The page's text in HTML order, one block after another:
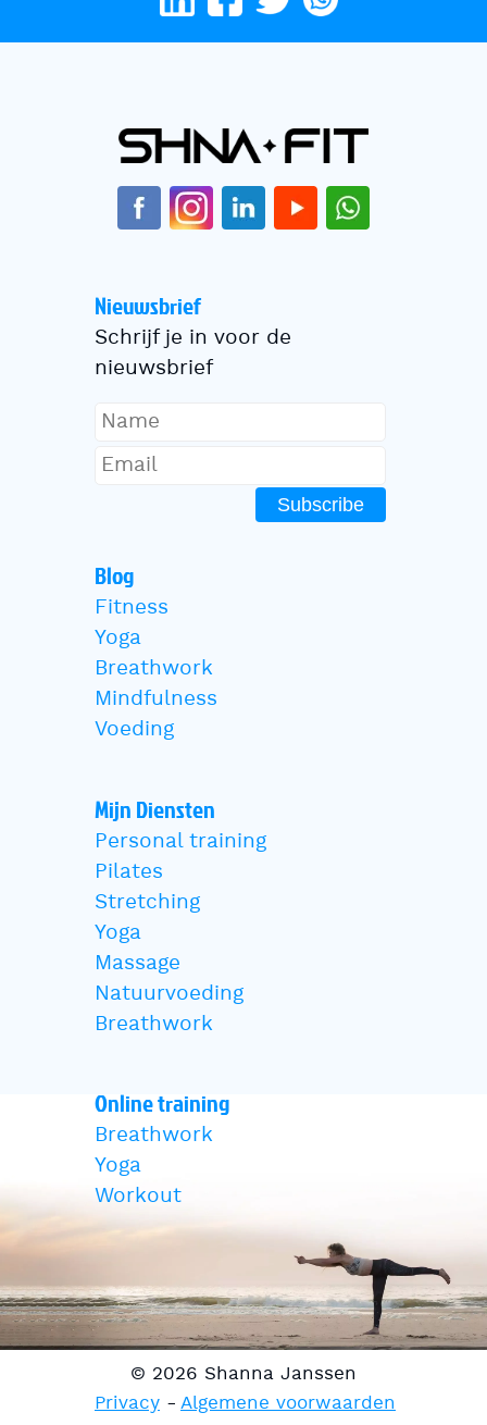
Nieuwsbrief
Schrijf je in voor de
nieuwsbrief
Subscribe
Blog
Fitness
Yoga
Breathwork
Mindfulness
Voeding
Mijn Diensten
Personal training
Pilates
Stretching
Yoga
Massage
Natuurvoeding
Breathwork
Online training
Breathwork
Yoga
Workout
© 2026 Shanna Janssen
Privacy
Algemene voorwaarden